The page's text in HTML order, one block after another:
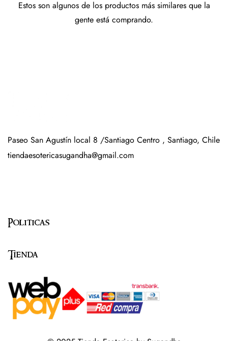
Estos son algunos de los productos más similares que la
gente está comprando.
Paseo San Agustín local 8 /Santiago Centro , Santiago, Chile
tiendaesotericasugandha@gmail.com
Politicas
Tienda